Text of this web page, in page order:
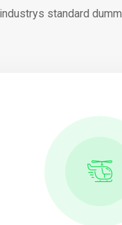
industrys standard